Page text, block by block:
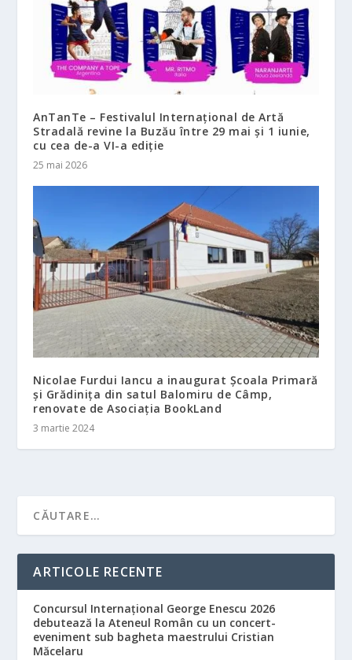
AnTanTe – Festivalul Internațional de Artă
Stradală revine la Buzău între 29 mai și 1 iunie,
cu cea de-a VI-a ediție
25 mai 2026
Nicolae Furdui Iancu a inaugurat Școala Primară
și Grădinița din satul Balomiru de Câmp,
renovate de Asociația BookLand
3 martie 2024
ARTICOLE RECENTE
Concursul Internațional George Enescu 2026
debutează la Ateneul Român cu un concert-
eveniment sub bagheta maestrului Cristian
Măcelaru